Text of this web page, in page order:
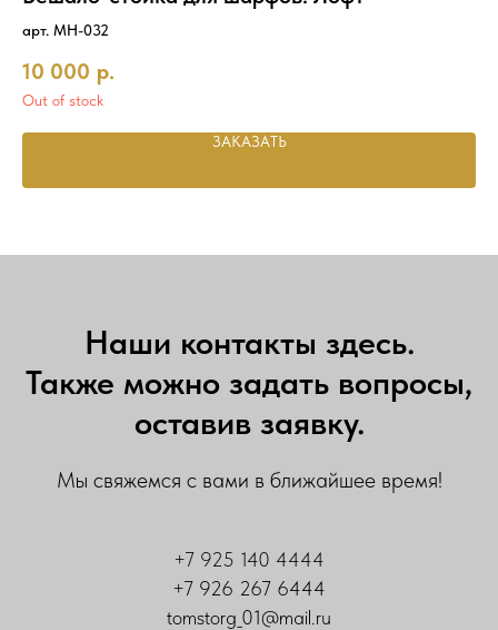
арт. MH-032
10 000 р.
Out of stock
ЗАКАЗАТЬ
Наши контакты здесь.
Также можно задать вопросы,
оставив заявку.
Мы свяжемся с вами в ближайшее время!
+7 925 140 4444
+7 926 267 6444
tomstorg_01@mail.ru